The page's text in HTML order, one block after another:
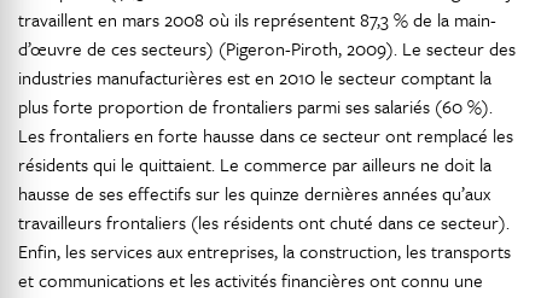
travaillent en mars 2008 où ils représentent 87,3 % de la main-
d’œuvre de ces secteurs) (Pigeron-Piroth, 2009). Le secteur des
industries manufacturières est en 2010 le secteur comptant la
plus forte proportion de frontaliers parmi ses salariés (60 %).
Les frontaliers en forte hausse dans ce secteur ont remplacé les
résidents qui le quittaient. Le commerce par ailleurs ne doit la
hausse de ses effectifs sur les quinze dernières années qu’aux
travailleurs frontaliers (les résidents ont chuté dans ce secteur).
Enfin, les services aux entreprises, la construction, les transports
et communications et les activités financières ont connu une